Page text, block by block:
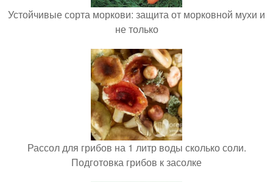
Устойчивые сорта моркови: защита от морковной мухи и
не только
Рассол для грибов на 1 литр воды сколько соли.
Подготовка грибов к засолке